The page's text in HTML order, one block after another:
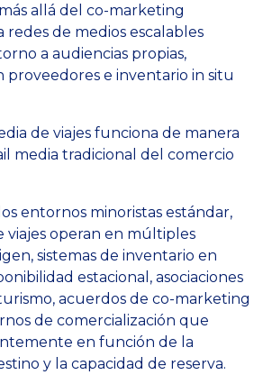
allá del co-marketing
redes de medios escalables
a audiencias propias,
proveedores e inventario in situ
de viajes funciona de manera
media tradicional del comercio
entornos minoristas estándar,
viajes operan en múltiples
sistemas de inventario en
estacional, asociaciones
acuerdos de co-marketing
de comercialización que
en función de la
y la capacidad de reserva.